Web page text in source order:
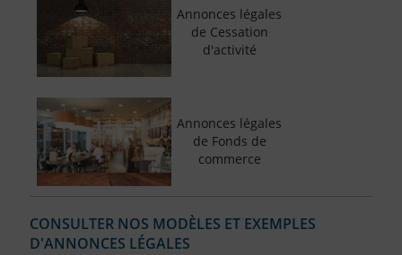
Annonces légales
de Cessation
d'activité
Annonces légales
de Fonds de
commerce
CONSULTER NOS MODÈLES ET EXEMPLES
D'ANNONCES LÉGALES